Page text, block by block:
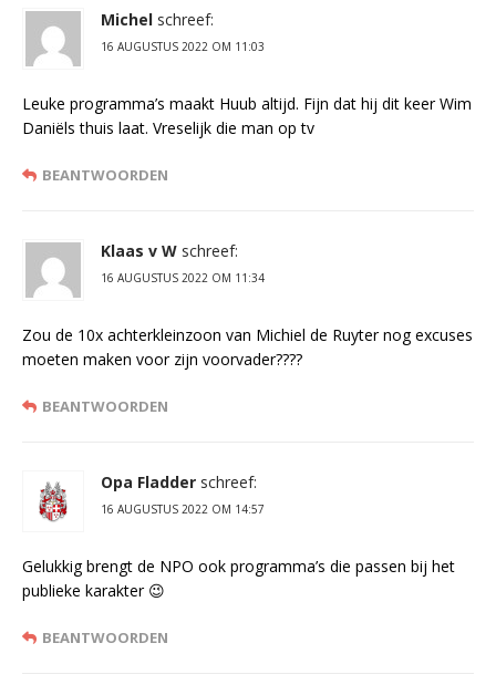
Michel schreef:
16 AUGUSTUS 2022 OM 11:03
Leuke programma’s maakt Huub altijd. Fijn dat hij dit keer Wim
Daniëls thuis laat. Vreselijk die man op tv
BEANTWOORDEN
Klaas v W schreef:
16 AUGUSTUS 2022 OM 11:34
Zou de 10x achterkleinzoon van Michiel de Ruyter nog excuses
moeten maken voor zijn voorvader????
BEANTWOORDEN
Opa Fladder schreef:
16 AUGUSTUS 2022 OM 14:57
Gelukkig brengt de NPO ook programma’s die passen bij het
publieke karakter 😉
BEANTWOORDEN